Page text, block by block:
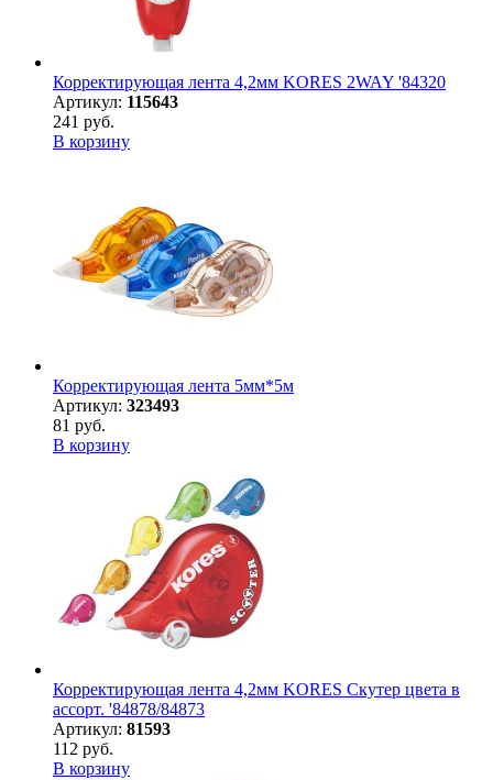
Корректирующая лента 4,2мм KORES 2WAY '84320
Артикул: 115643
241 руб.
В корзину
Корректирующая лента 5мм*5м
Артикул: 323493
81 руб.
В корзину
Корректирующая лента 4,2мм KORES Скутер цвета в
ассорт. '84878/84873
Артикул: 81593
112 руб.
В корзину